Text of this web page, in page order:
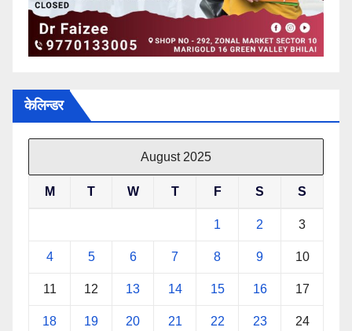
केलिन्डर
August 2025
M T W T F S S
1 2 3
4 5 6 7 8 9 10
11 12 13 14 15 16 17
18 19 20 21 22 23 24